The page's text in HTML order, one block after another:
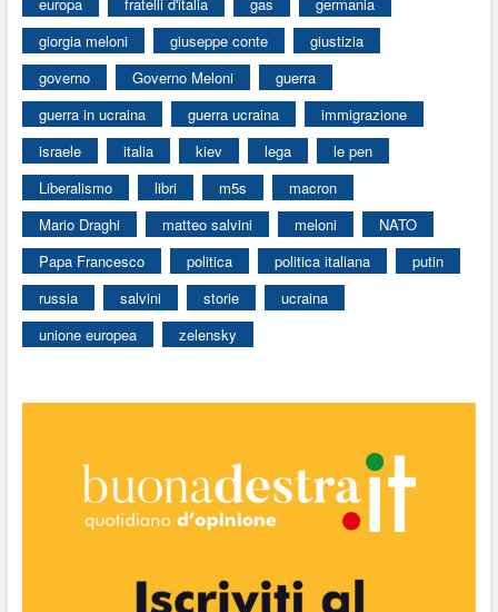
europa
fratelli d'italia gas
germania
giorgia meloni
giuseppe conte
giustizia
governo
Governo Meloni
guerra
guerra in ucraina
guerra ucraina
immigrazione
israele
italia kiev lega
le pen
Liberalismo
libri m5s
macron
Mario Draghi
matteo salvini meloni
NATO
Papa Francesco
politica politica italiana
putin
russia
salvini storie
ucraina
unione europea
zelensky